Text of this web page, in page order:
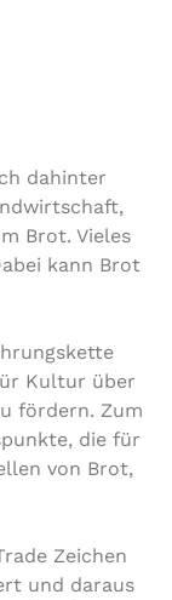
dahinter
Brot. Vieles
kann Brot
Kultur über
fördern. Zum
die für
von Brot,
Zeichen
und daraus